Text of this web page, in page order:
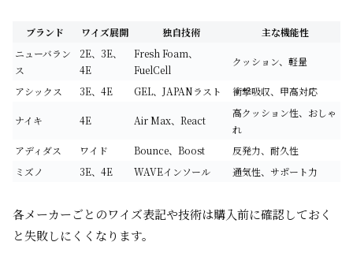
ブランド ワイズ展開 独自技術
主な機能性
ニューバラン
ス
2E、3E、
4E
Fresh Foam、
FuelCell
クッション、軽量
アシックス 3E、4E GEL、JAPANラスト 衝撃吸収、甲高対応
ナイキ 4E Air Max、React
高クッション性、おしゃ
れ
アディダス
ワイド Bounce、Boost
反発力、耐久性
ミズノ
3E、4E WAVEインソール 通気性、サポート力
各メーカーごとのワイズ表記や技術は購入前に確認しておく
と失敗しにくくなります。